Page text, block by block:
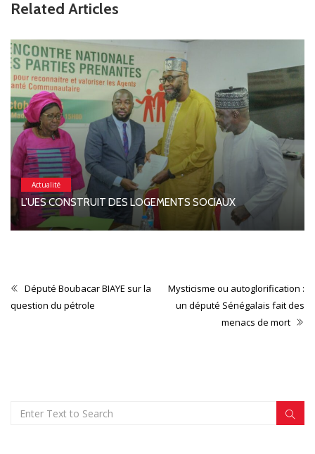
Related Articles
Actualité
L’UES CONSTRUIT DES LOGEMENTS SOCIAUX
Député Boubacar BIAYE sur la
question du pétrole
Mysticisme ou autoglorification :
un député Sénégalais fait des
menacs de mort